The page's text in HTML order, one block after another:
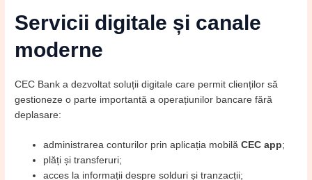
Servicii digitale și canale
moderne
CEC Bank a dezvoltat soluții digitale care permit clienților să
gestioneze o parte importantă a operațiunilor bancare fără
deplasare:
administrarea conturilor prin aplicația mobilăCEC app;
plăți și transferuri;
acces la informații despre solduri și tranzacții;